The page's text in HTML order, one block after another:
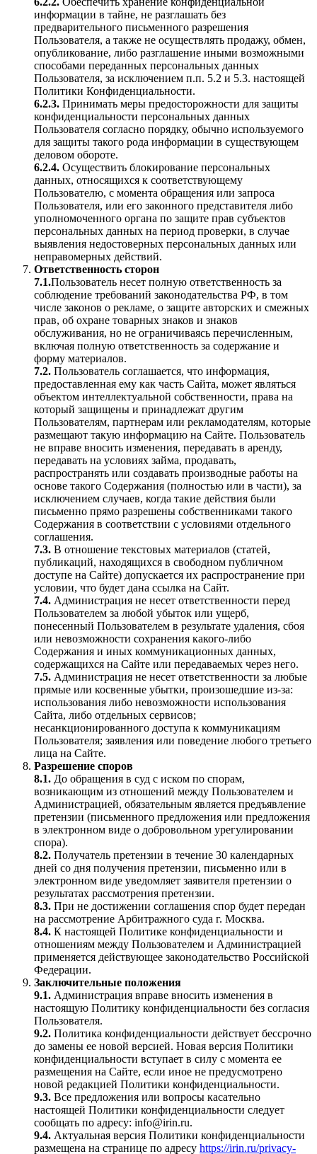
информации в тайне, не разглашать без
предварительного письменного разрешения
Пользователя, а также не осуществлять продажу, обмен,
опубликование, либо разглашение иными возможными
способами переданных персональных данных
Пользователя, за исключением п.п. 5.2 и 5.3. настоящей
Политики Конфиденциальности.
6.2.3. Принимать меры предосторожности для защиты
конфиденциальности персональных данных
Пользователя согласно порядку, обычно используемого
для защиты такого рода информации в существующем
деловом обороте.
6.2.4. Осуществить блокирование персональных
данных, относящихся к соответствующему
Пользователю, с момента обращения или запроса
Пользователя, или его законного представителя либо
уполномоченного органа по защите прав субъектов
персональных данных на период проверки, в случае
выявления недостоверных персональных данных или
неправомерных действий.
Ответственность сторон
7.1.Пользователь несет полную ответственность за
соблюдение требований законодательства РФ, в том
числе законов о рекламе, о защите авторских и смежных
прав, об охране товарных знаков и знаков
обслуживания, но не ограничиваясь перечисленным,
включая полную ответственность за содержание и
форму материалов.
7.2. Пользователь соглашается, что информация,
предоставленная ему как часть Сайта, может являться
объектом интеллектуальной собственности, права на
который защищены и принадлежат другим
Пользователям, партнерам или рекламодателям, которые
размещают такую информацию на Сайте. Пользователь
не вправе вносить изменения, передавать в аренду,
передавать на условиях займа, продавать,
распространять или создавать производные работы на
основе такого Содержания (полностью или в части), за
исключением случаев, когда такие действия были
письменно прямо разрешены собственниками такого
Содержания в соответствии с условиями отдельного
соглашения.
7.3. В отношение текстовых материалов (статей,
публикаций, находящихся в свободном публичном
доступе на Сайте) допускается их распространение при
условии, что будет дана ссылка на Сайт.
7.4. Администрация не несет ответственности перед
Пользователем за любой убыток или ущерб,
понесенный Пользователем в результате удаления, сбоя
или невозможности сохранения какого-либо
Содержания и иных коммуникационных данных,
содержащихся на Сайте или передаваемых через него.
7.5. Администрация не несет ответственности за любые
прямые или косвенные убытки, произошедшие из-за:
использования либо невозможности использования
Сайта, либо отдельных сервисов;
несанкционированного доступа к коммуникациям
Пользователя; заявления или поведение любого третьего
лица на Сайте.
Разрешение споров
8.1. До обращения в суд с иском по спорам,
возникающим из отношений между Пользователем и
Администрацией, обязательным является предъявление
претензии (письменного предложения или предложения
в электронном виде о добровольном урегулировании
спора).
8.2. Получатель претензии в течение 30 календарных
дней со дня получения претензии, письменно или в
электронном виде уведомляет заявителя претензии о
результатах рассмотрения претензии.
8.3. При не достижении соглашения спор будет передан
на рассмотрение Арбитражного суда г. Москва.
8.4. К настоящей Политике конфиденциальности и
отношениям между Пользователем и Администрацией
применяется действующее законодательство Российской
Федерации.
Заключительные положения
9.1. Администрация вправе вносить изменения в
настоящую Политику конфиденциальности без согласия
Пользователя.
9.2. Политика конфиденциальности действует бессрочно
до замены ее новой версией. Новая версия Политики
конфиденциальности вступает в силу с момента ее
размещения на Сайте, если иное не предусмотрено
новой редакцией Политики конфиденциальности.
9.3. Все предложения или вопросы касательно
настоящей Политики конфиденциальности следует
сообщать по адресу: info@irin.ru.
9.4. Актуальная версия Политики конфиденциальности
размещена на странице по адресу https://irin.ru/privacy-